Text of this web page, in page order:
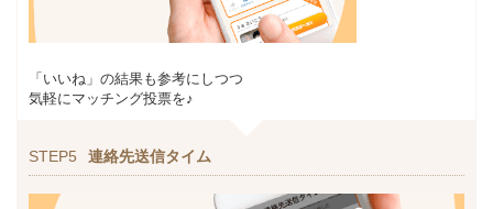
「いいね」の結果も参考にしつつ
気軽にマッチング投票を♪
STEP5 連絡先送信タイム